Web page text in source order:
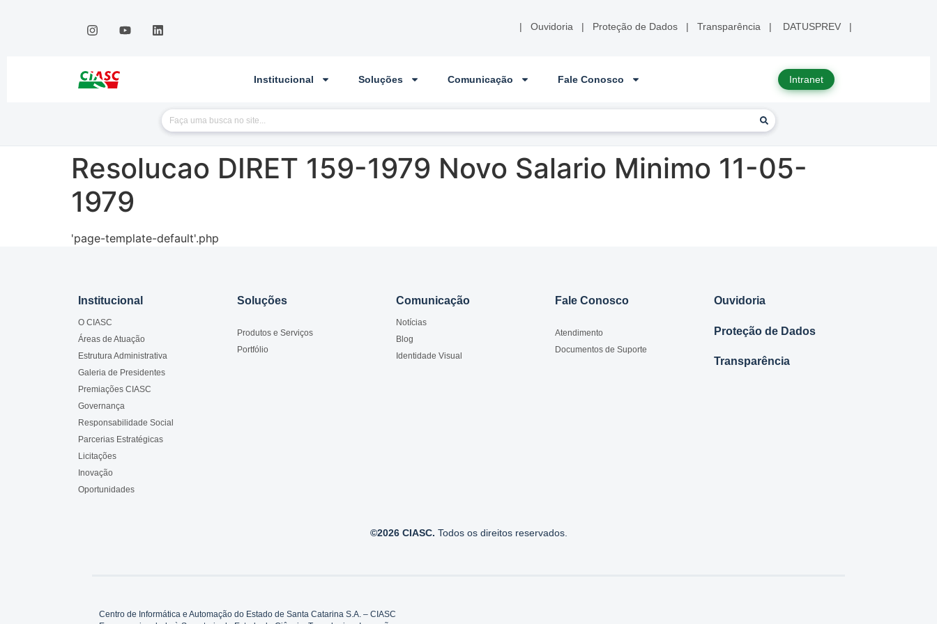
| Ouvidoria | Proteção de Dados | Transparência | DATUSPREV |
Institucional Soluções Comunicação Fale Conosco Intranet
Resolucao DIRET 159-1979 Novo Salario Minimo 11-05-
1979
'page-template-default'.php
Institucional
O CIASC
Áreas de Atuação
Estrutura Administrativa
Galeria de Presidentes
Premiações CIASC
Governança
Responsabilidade Social
Parcerias Estratégicas
Licitações
Inovação
Oportunidades
Soluções
Produtos e Serviços
Portfólio
Comunicação
Notícias
Blog
Identidade Visual
Fale Conosco
Atendimento
Documentos de Suporte
Ouvidoria
Proteção de Dados
Transparência
©2026 CIASC. Todos os direitos reservados.
Centro de Informática e Automação do Estado de Santa Catarina S.A. – CIASC